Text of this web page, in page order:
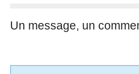
Un message, un